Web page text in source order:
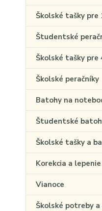
Školské tašky pre
Študentské
Školské tašky pre
Školské peračníky
Batohy na
Študentské
Školské tašky a
Korekcia a lepenie
Vianoce
Školské potreby